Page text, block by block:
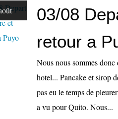
03/08
retour a
Nous nous sommes
hotel... Pancake et sirop
pas eu le temps de
a vu pour Quito. Nous...